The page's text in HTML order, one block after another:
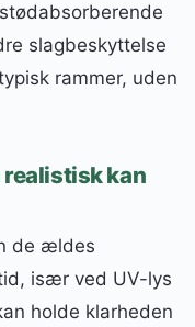
slagbeskyttelse
rammer, uden
realistisk kan
de ældes
især ved UV-lys
holde klarheden